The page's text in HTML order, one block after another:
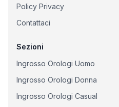
Policy Privacy
Contattaci
Sezioni
Ingrosso Orologi Uomo
Ingrosso Orologi Donna
Ingrosso Orologi Casual